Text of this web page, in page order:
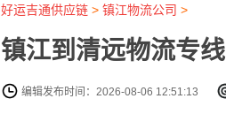
好运吉通供应链> 镇江物流公司 >
镇江到清远物流专
编辑发布时间：2026-08-06 12:51:13